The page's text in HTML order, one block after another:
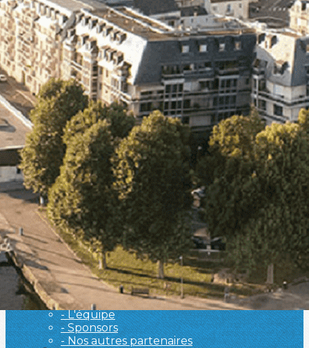
Exporter les lignes sélectionnées
Exporter toutes les colonnes
Exporter uniquement les colonnes affichées
Menu
<
>
- 🎁 Caen on aime, on partage
- 🎉 Les événements AVF
- Activités et Loisirs
Ajoutez un logo, un bouton, des réseaux sociaux
Cliquez pour éditer
L'association▴▾
- L'association
- Brochure
- L'équipe
- Sponsors
- Nos autres partenaires